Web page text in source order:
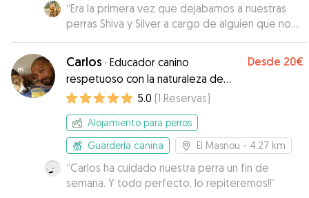
“Era la primera vez que dejabamos a nuestras
perras Shiva y Silver a cargo de alguien que no
fuese de la familia por lo que nos costó mucho
dejarlas. A pesar de eso hemos tenido en todo
momento la tranquilidad de que estaban muy
bien atendidas. Cada dia teniamos fotos y algun
comentario de como estabamos. En el caso de
Shiva nos la ha devuelto mejor que como se la
dejamos. Es una perra que enseguida cogia
peso, y con sus caminatas diarias nos la ha
devuelto un poco mas delgada. Muchas gracias
Inga. Cuando tengamos que volver a dejarlas
repetiremos.”
Carlos · Educador canino
respetuoso con la naturaleza de
cada perro
Desde 20€
5.0 (1 Reservas)
Alojamiento para perros
Guardería canina
El Masnou - 4.27 km
“Carlos ha cuidado nuestra perra un fin de
semana. Y todo perfecto, lo repiteremos!!”